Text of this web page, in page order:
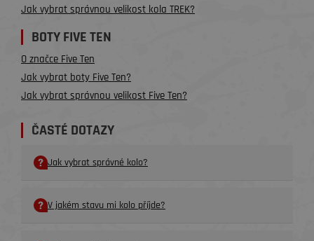
Jak vybrat správnou velikost kola TREK?
BOTY FIVE TEN
O značce Five Ten
Jak vybrat boty Five Ten?
Jak vybrat správnou velikost Five Ten?
ČASTÉ DOTAZY
Jak vybrat správné kolo?
V jakém stavu mi kolo příjde?